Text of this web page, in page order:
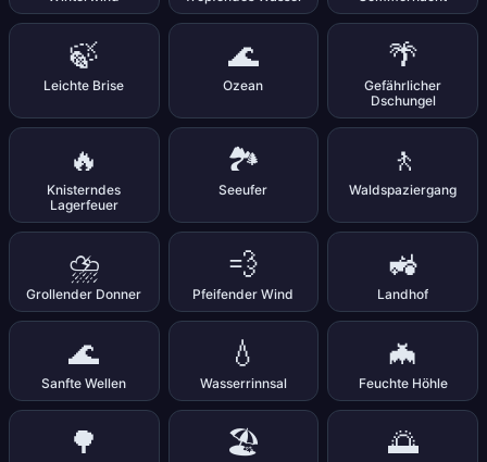
🍃
Leichte Brise
🌊
Ozean
🌴
Gefährlicher
Dschungel
🔥
Knisterndes
Lagerfeuer
🏞️
Seeufer
🚶
Waldspaziergang
⛈️
Grollender Donner
💨
Pfeifender Wind
🚜
Landhof
🌊
Sanfte Wellen
💧
Wasserrinnsal
🦇
Feuchte Höhle
🌳 🏖️ 🌅